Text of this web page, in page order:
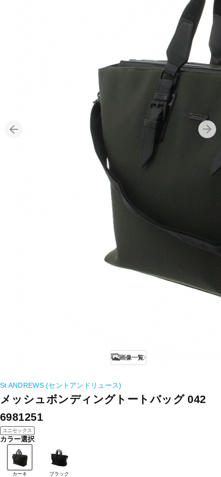
画像一覧
St ANDREWS (セントアンドリュース)
メッシュボンディングトートバッグ 042
6981251
ユニセックス
カラー選択
カーキ ブラック